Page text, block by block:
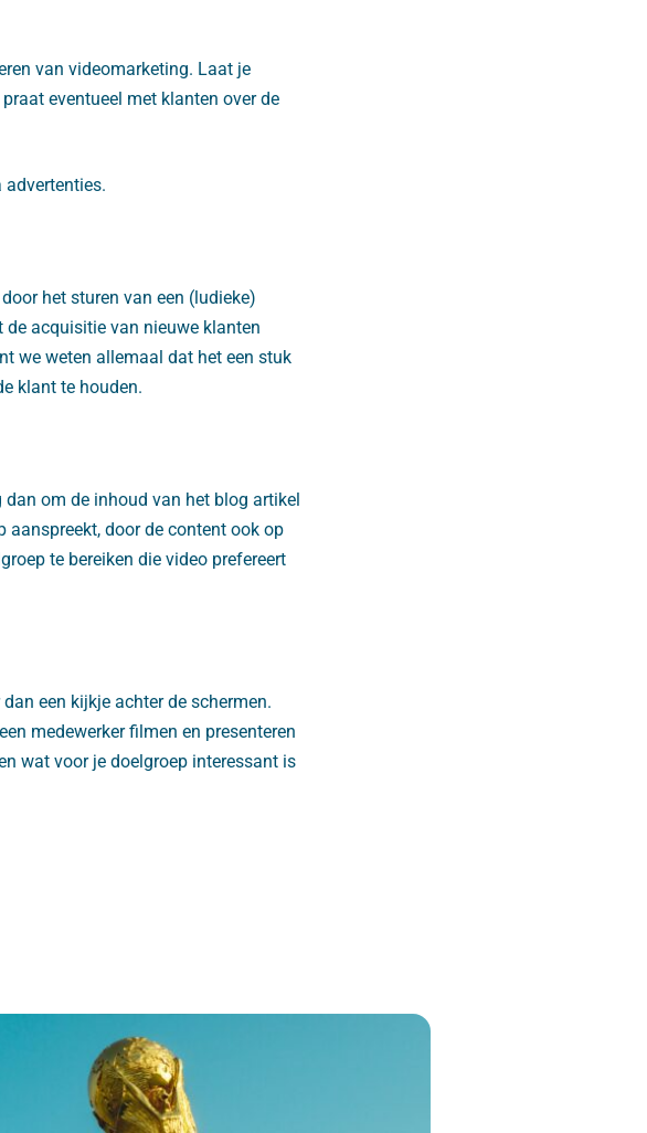
van videomarketing. Laat je
eventueel met klanten over de
het sturen van een (ludieke)
de acquisitie van nieuwe klanten
we weten allemaal dat het een stuk
klant te houden.
dan om de inhoud van het blog artikel
aanspreekt, door de content ook op
te bereiken die video prefereert
een kijkje achter de schermen.
medewerker filmen en presenteren
wat voor je doelgroep interessant is